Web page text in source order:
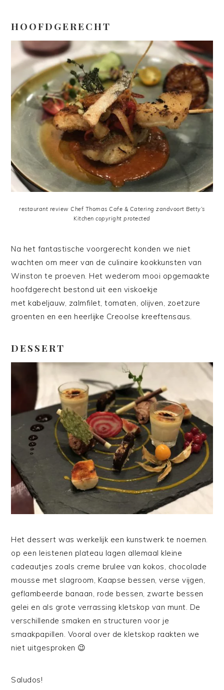
HOOFDGERECHT
restaurant review Chef Thomas Cafe & Catering zandvoort Betty’s
Kitchen copyright protected
Na het fantastische voorgerecht konden we niet
wachten om meer van de culinaire kookkunsten van
Winston te proeven. Het wederom mooi opgemaakte
hoofdgerecht bestond uit een viskoekje
met kabeljauw, zalmfilet, tomaten, olijven, zoetzure
groenten en een heerlijke Creoolse kreeftensaus.
DESSERT
Het dessert was werkelijk een kunstwerk te noemen.
op een leistenen plateau lagen allemaal kleine
cadeautjes zoals creme brulee van kokos, chocolade
mousse met slagroom, Kaapse bessen, verse vijgen,
geflambeerde banaan, rode bessen, zwarte bessen
gelei en als grote verrassing kletskop van munt. De
verschillende smaken en structuren voor je
smaakpapillen. Vooral over de kletskop raakten we
niet uitgesproken 😉
Saludos!